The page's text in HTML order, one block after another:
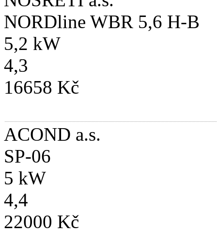
NORDline WBR 5,6 H-B
5,2 kW
4,3
16658 Kč
ACOND a.s.
SP-06
5 kW
4,4
22000 Kč